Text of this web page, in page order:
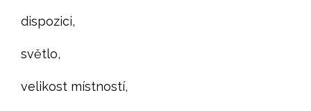
dispozici,
světlo,
velikost místností,